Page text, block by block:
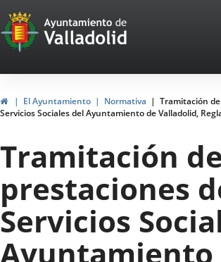
Portal
Web
del
Ayuntamiento
de
Valladolid
InicioEl Ayuntamiento Normativa
Tramitación
Servicios Sociales del Ayuntamiento de Valladolid,
Tramitación
prestaciones
Servicios
Ayuntamiento